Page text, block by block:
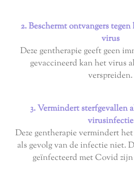
2. Beschermt ontvangers
virus
Deze gentherapie geeft geen
gevaccineerd kan het virus
verspreiden.
3. Vermindert sterfgevallen
virusinfectie
Deze gentherapie vermindert
als gevolg van de infectie niet.
geïnfecteerd met Covid